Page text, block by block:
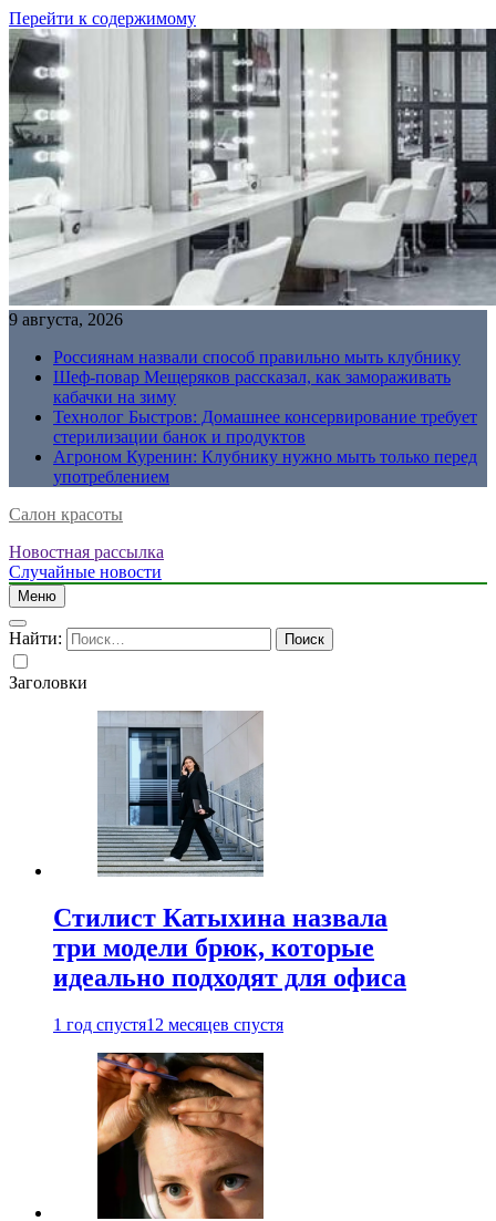
Перейти к содержимому
9 августа, 2026
Россиянам назвали способ правильно мыть клубнику
Шеф-повар Мещеряков рассказал, как замораживать
кабачки на зиму
Технолог Быстров: Домашнее консервирование требует
стерилизации банок и продуктов
Агроном Куренин: Клубнику нужно мыть только перед
употреблением
Салон красоты
Новостная рассылка
Случайные новости
Меню
Найти:
Заголовки
Стилист Катыхина назвала
три модели брюк, которые
идеально подходят для офиса
1 год спустя12 месяцев спустя